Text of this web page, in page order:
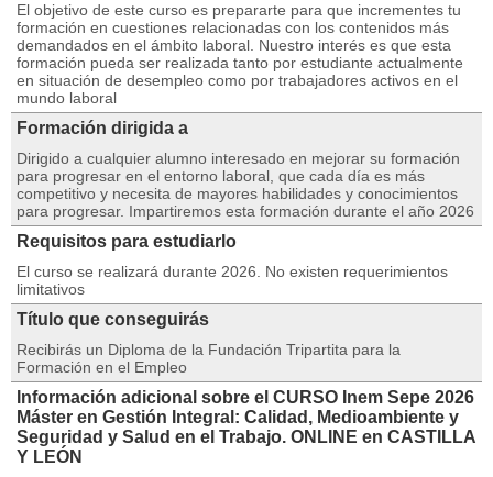
El objetivo de este curso es prepararte para que incrementes tu
formación en cuestiones relacionadas con los contenidos más
demandados en el ámbito laboral. Nuestro interés es que esta
formación pueda ser realizada tanto por estudiante actualmente
en situación de desempleo como por trabajadores activos en el
mundo laboral
Formación dirigida a
Dirigido a cualquier alumno interesado en mejorar su formación
para progresar en el entorno laboral, que cada día es más
competitivo y necesita de mayores habilidades y conocimientos
para progresar. Impartiremos esta formación durante el año 2026
Requisitos para estudiarlo
El curso se realizará durante 2026. No existen requerimientos
limitativos
Título que conseguirás
Recibirás un Diploma de la Fundación Tripartita para la
Formación en el Empleo
Información adicional sobre el CURSO Inem Sepe 2026
Máster en Gestión Integral: Calidad, Medioambiente y
Seguridad y Salud en el Trabajo. ONLINE en CASTILLA
Y LEÓN